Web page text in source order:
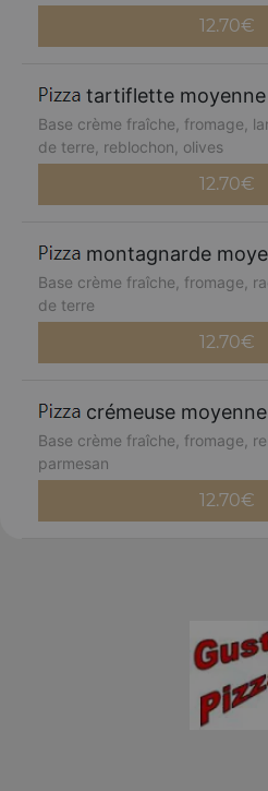
12.70€
tartiflette moyenne
Base crème fraîche, fromage,
de terre, reblochon, olives
12.70€
montagnarde
Base crème fraîche, fromage,
de terre
12.70€
crémeuse moyenne
Base crème fraîche, fromage,
parmesan
12.70€